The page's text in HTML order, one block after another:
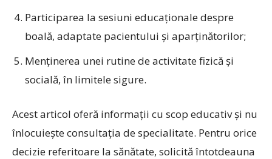
Participarea la sesiuni educaționale despre
boală, adaptate pacientului și aparținătorilor;
Menținerea unei rutine de activitate fizică și
socială, în limitele sigure.
Acest articol oferă informații cu scop educativ și nu
înlocuiește consultația de specialitate. Pentru orice
decizie referitoare la sănătate, solicită întotdeauna